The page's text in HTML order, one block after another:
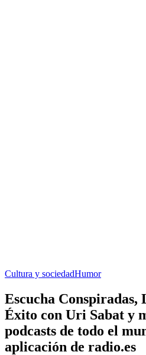
Cultura y sociedadHumor
Escucha Conspiradas,
Éxito con Uri Sabat y
podcasts de todo el
aplicación de radio.es